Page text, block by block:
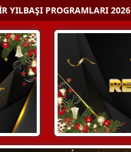
YILBAŞI PROGRAMLARI 2026